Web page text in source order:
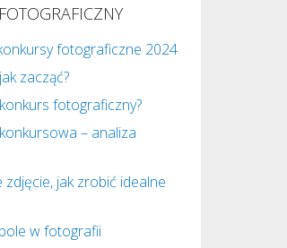
fotograficzne 2024
zacząć?
fotograficzny?
– analiza
zdjęcie, jak zrobić idealne
w fotografii